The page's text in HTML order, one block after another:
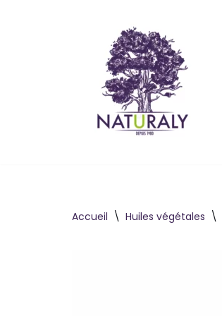
Accueil \ Huiles végétales \